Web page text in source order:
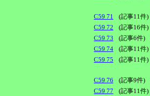
C59 71 (記事11件)
C59 72
(記事16件)
C59 73
(記事6件)
C59 74
(記事11件)
C59 75
(記事11件)
C59 76 (記事9件)
C59 77
(記事11件)